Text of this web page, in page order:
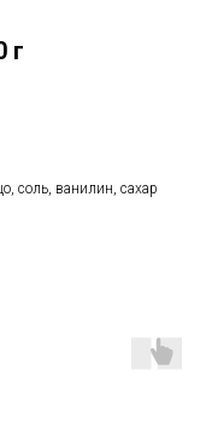
г
соль, ванилин, сахар